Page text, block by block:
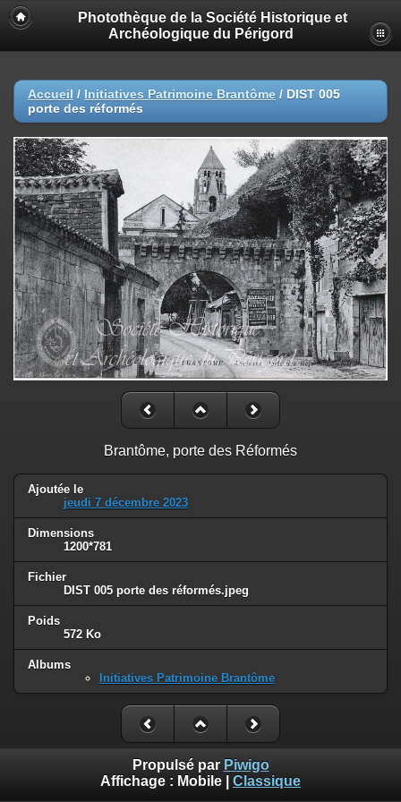
Photothèque de la Société Historique et
Archéologique du Périgord
Accueil / Initiatives Patrimoine Brantôme / DIST 005
porte des réformés
Brantôme, porte des Réformés
Ajoutée le
jeudi 7 décembre 2023
Dimensions
1200*781
Fichier
DIST 005 porte des réformés.jpeg
Poids
572 Ko
Albums
Initiatives Patrimoine Brantôme
Propulsé par Piwigo
Affichage : Mobile Classique